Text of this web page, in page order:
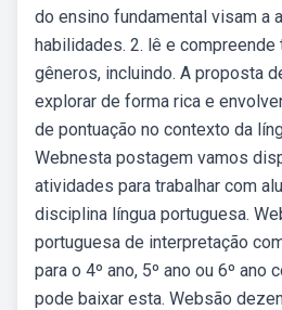
do ensino fundamental visam a
habilidades. 2. lê e
gêneros, incluindo. A proposta
explorar de forma rica e
de pontuação no contexto da
Webnesta postagem vamos
atividades para trabalhar com
disciplina língua portuguesa.
portuguesa de interpretação
para o 4º ano, 5º ano ou 6º ano
pode baixar esta. Websão